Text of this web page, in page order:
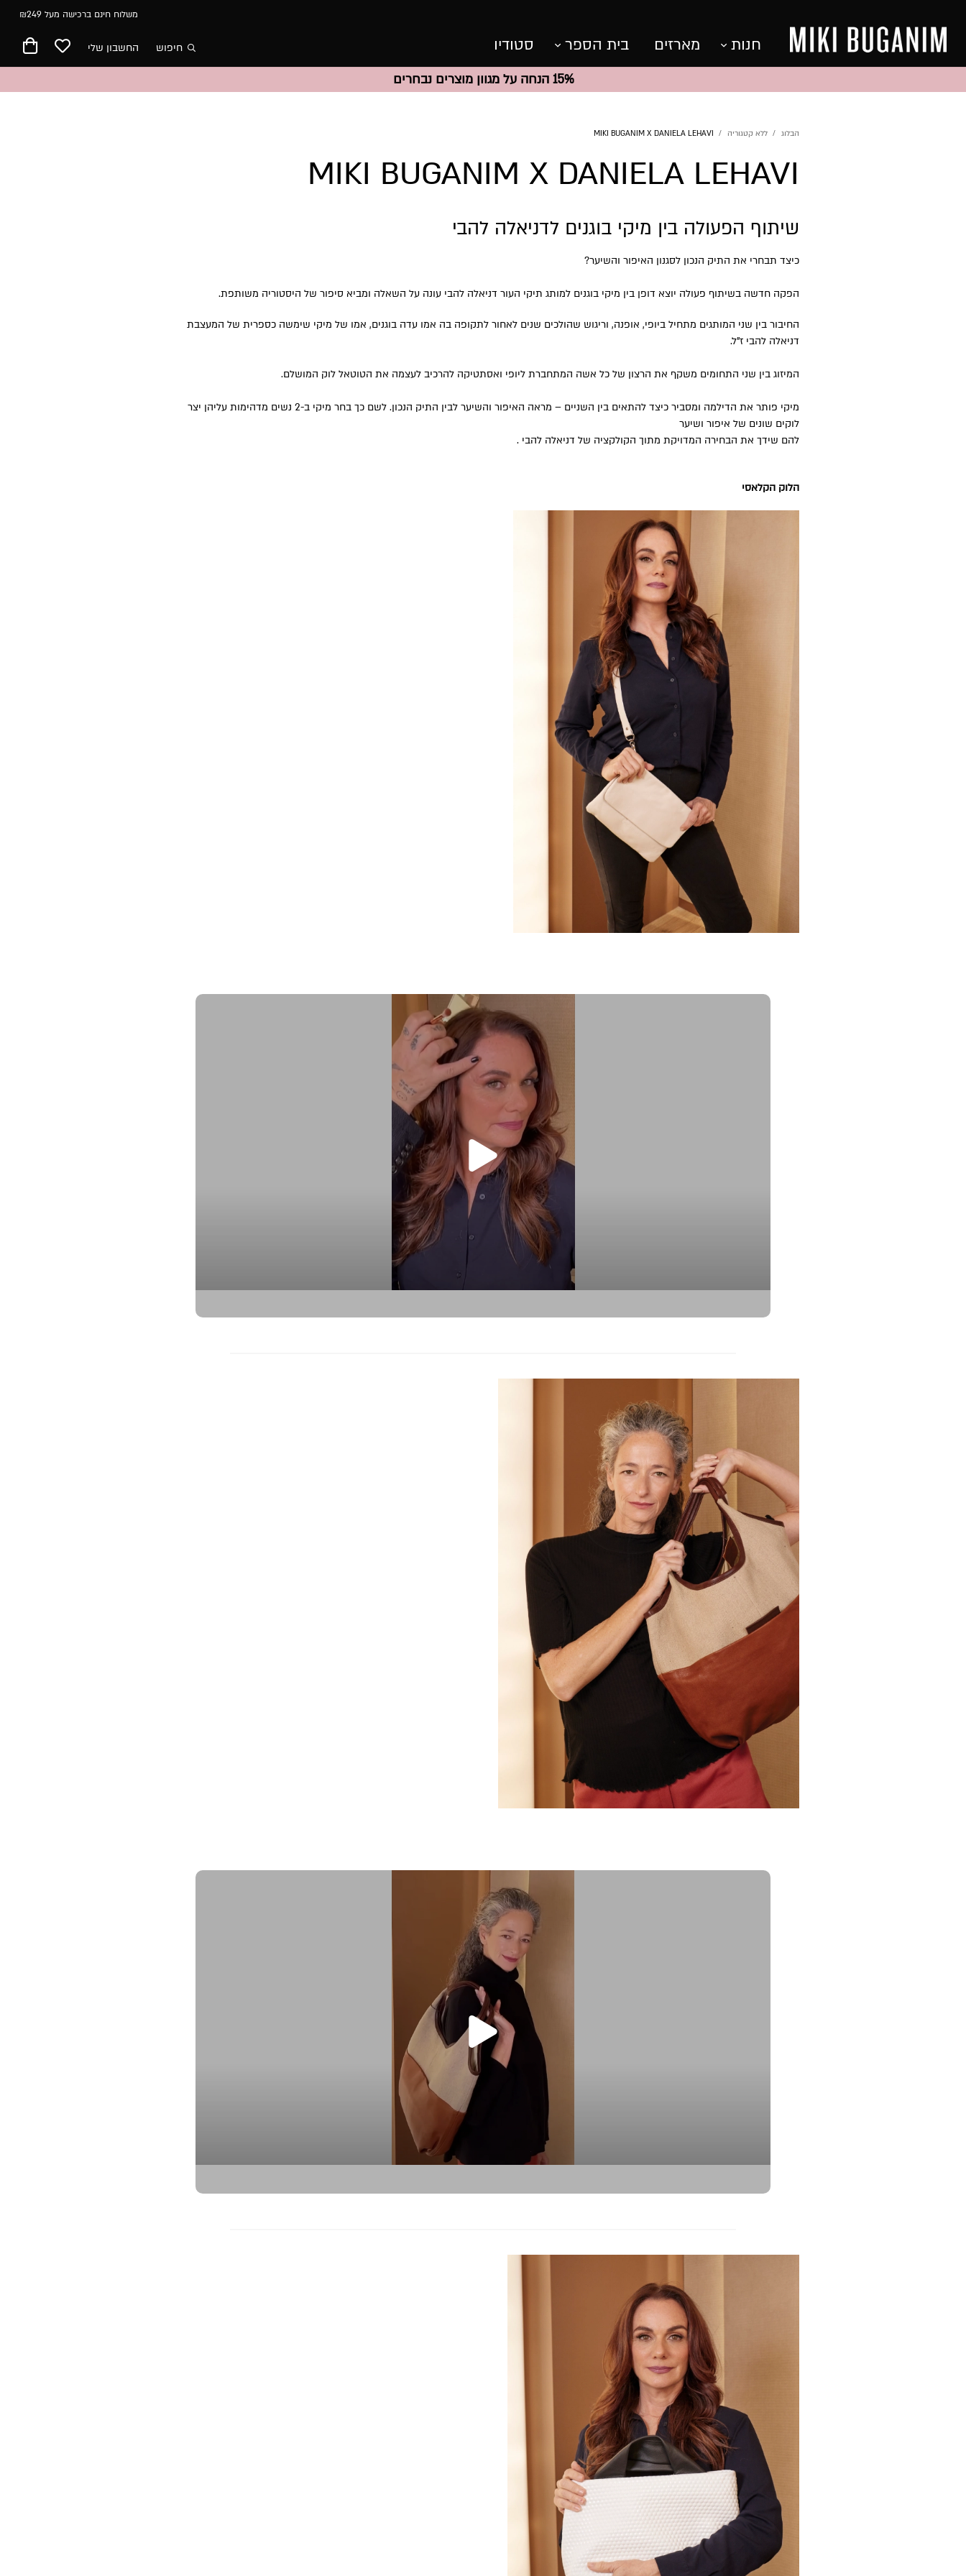
משלוח חינם ברכישה מעל ₪249
חנות מארזים בית הספר סטודיו חיפוש החשבון שלי
15% הנחה על מגוון מוצרים נבחרים
הבלוג ללא קטגוריה
MIKI BUGANIM X DANIELA LEHAVI
שיתוף הפעולה בין מיקי בוגנים לדניאלה להבי
כיצד תבחרי את התיק הנכון לסגנון האיפור והשיער?
הפקה חדשה בשיתוף פעולה יוצא דופן בין מיקי בוגנים למותג תיקי העור דניאלה להבי עונה על השאלה ומביא סיפור של היסטוריה משותפת.
החיבור בין שני המותגים מתחיל ביופי, אופנה, וריגוש שהולכים שנים לאחור לתקופה בה אמו עדה בוגנים, אמו של מיקי שימשה כספרית של המעצבת
דניאלה להבי ז”ל.
המיזוג בין שני התחומים משקף את הרצון של כל אשה המתחברת ליופי ואסתטיקה להרכיב לעצמה את הטוטאל לוק המושלם.
מיקי פותר את הדילמה ומסביר כיצד להתאים בין השניים – מראה האיפור והשיער לבין התיק הנכון. לשם כך בחר מיקי ב-2 נשים מדהימות עליהן יצר
לוקים שונים של איפור ושיער
להם שידך את הבחירה המדויקת מתוך הקולקציה של דניאלה להבי .
הלוק הקלאסי